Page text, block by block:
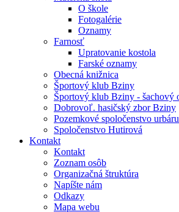
O škole
Fotogalérie
Oznamy
Farnosť
Upratovanie kostola
Farské oznamy
Obecná knižnica
Športový klub Bziny
Športový klub Bziny - šachový
Dobrovoľ. hasičský zbor Bziny
Pozemkové spoločenstvo
Spoločenstvo Hutirová
Kontakt
Kontakt
Zoznam osôb
Organizačná štruktúra
Napíšte nám
Odkazy
Mapa webu